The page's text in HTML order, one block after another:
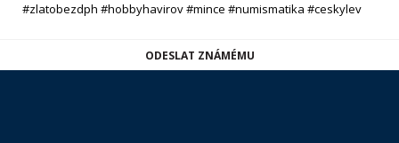
#zlatobezdph #hobbyhavirov #mince #numismatika #ceskylev
ODESLAT ZNÁMÉMU